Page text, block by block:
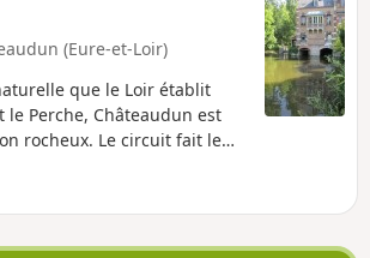
(Eure-et-Loir)
que le Loir établit
le Perche, Châteaudun est
rocheux. Le circuit fait le
au public, ce site de 23 ha
dispositif Natura 2000.